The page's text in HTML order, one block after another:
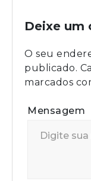
Deixe um
O seu
publicado.
marcados
Mensagem